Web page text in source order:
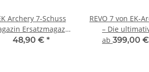
Archery 7-Schuss
Ersatzmagazin
für Armbrust Revo 7
48,90 € *
REVO 7 von EK-
– Die
Crossbow für
ab 399,00 €